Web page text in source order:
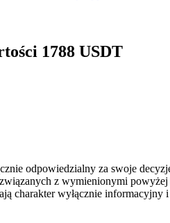
1788 USDT
odpowiedzialny za swoje
z wymienionymi
charakter wyłącznie